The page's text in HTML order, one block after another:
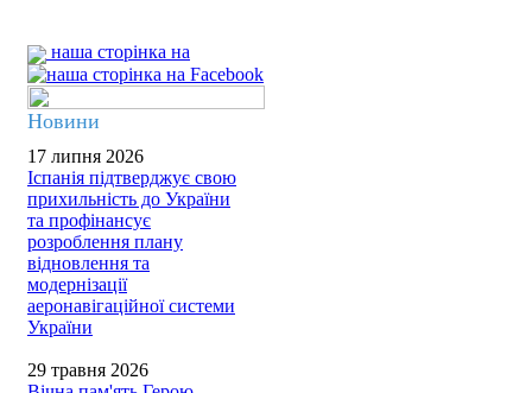
наша сторінка на
Новини
17 липня 2026
Іспанія підтверджує свою
прихильність до України
та профінансує
розроблення плану
відновлення та
модернізації
аеронавігаційної системи
України
29 травня 2026